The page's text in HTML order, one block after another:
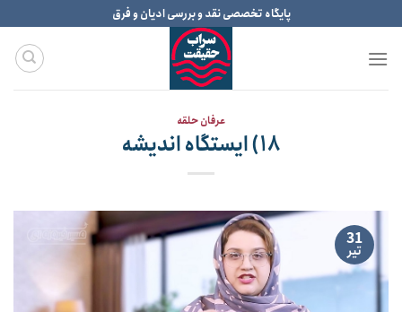
to
content
پایگاه تخصصی نقد و بررسی ادیان و فرق
عرفان حلقه
۱۸) ایستگاه اندیشه
31
تیر